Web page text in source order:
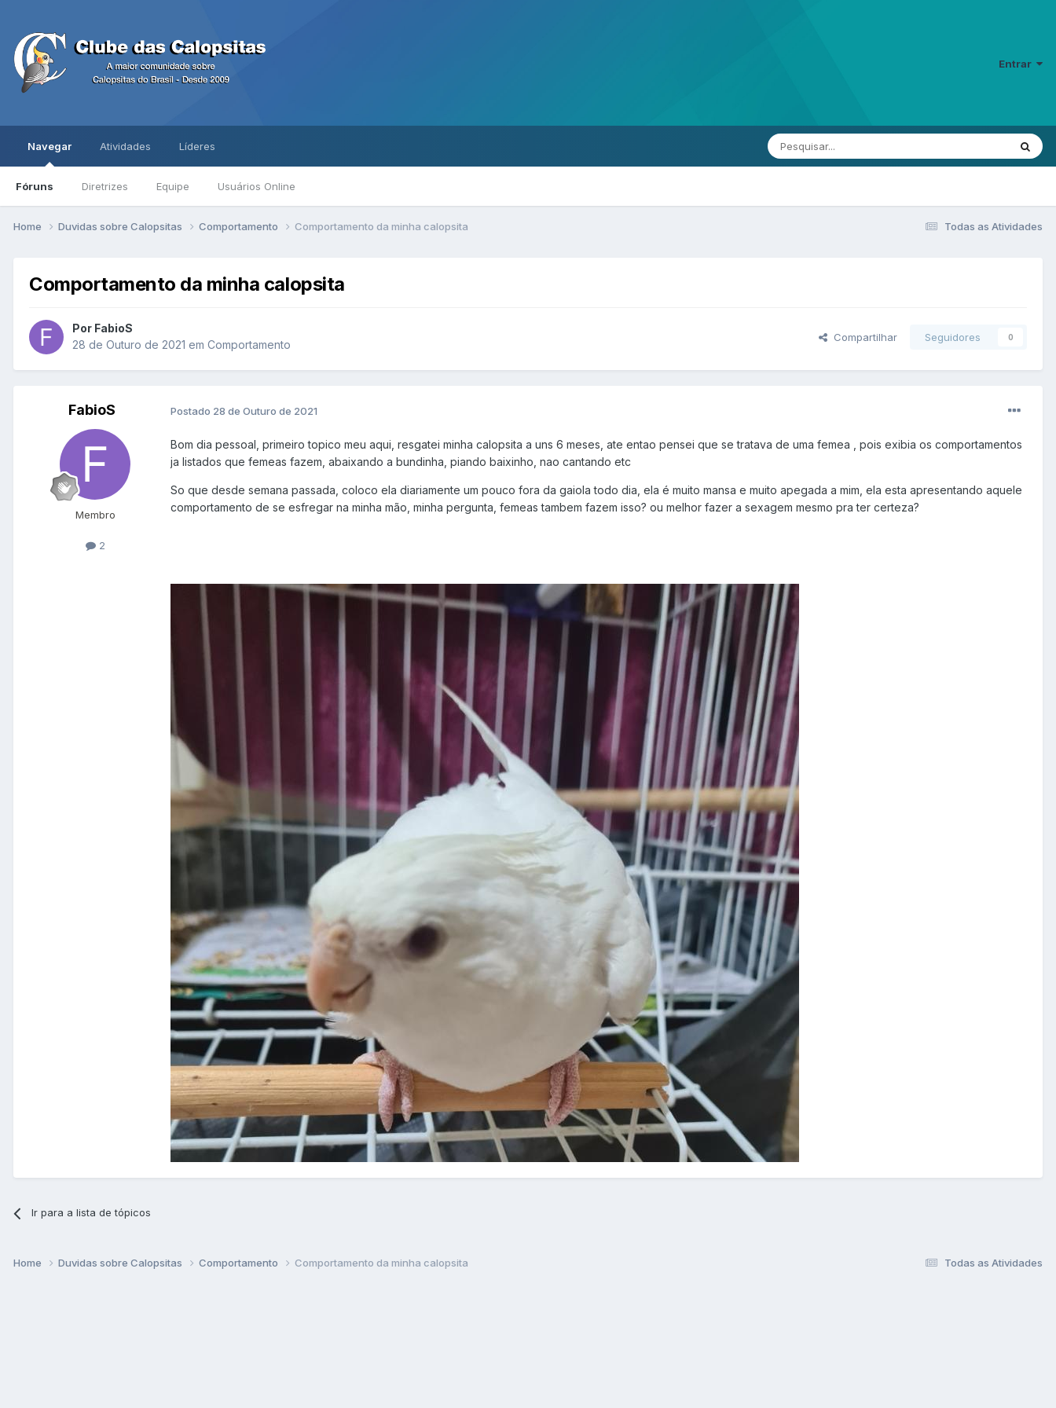
Entrar
Navegar
Fóruns Diretrizes Equipe Usuários Online
Atividades Líderes
Todas as Atividades
Home Duvidas sobre Calopsitas Comportamento Comportamento da minha calopsita
Comportamento da minha calopsita
Por FabioS
28 de Outuro de 2021 em Comportamento
Compartilhar Seguidores 0
FabioS
Membro
2
Postado 28 de Outuro de 2021
Bom dia pessoal, primeiro topico meu aqui, resgatei minha calopsita a uns 6 meses, ate entao pensei que se tratava de uma femea , pois exibia os comportamentos
ja listados que femeas fazem, abaixando a bundinha, piando baixinho, nao cantando etc
So que desde semana passada, coloco ela diariamente um pouco fora da gaiola todo dia, ela é muito mansa e muito apegada a mim, ela esta apresentando aquele
comportamento de se esfregar na minha mão, minha pergunta, femeas tambem fazem isso? ou melhor fazer a sexagem mesmo pra ter certeza?
Ir para a lista de tópicos
Todas as Atividades
Home Duvidas sobre Calopsitas Comportamento Comportamento da minha calopsita